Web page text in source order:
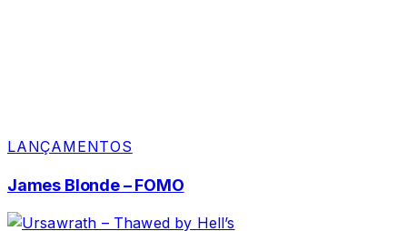
LANÇAMENTOS
James Blonde – FOMO